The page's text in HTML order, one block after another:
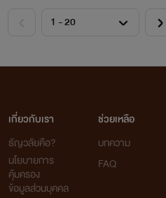
เกี่ยวกับเรา
ธัญวลัยคือ?
นโยบายการ
คุ้มครอง
ข้อมูลส่วนบุคคล
ช่วยเหลือ
บทความ
FAQ